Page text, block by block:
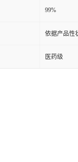
99%
依据产品性
医药级